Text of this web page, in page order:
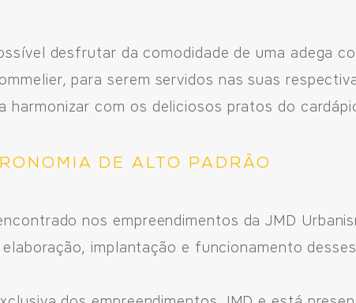
desfrutar da comodidade de uma adega
para serem servidos nas suas
harmonizar com os deliciosos pratos do
DE ALTO PADRÃO
nos empreendimentos da JMD
implantação e funcionamento